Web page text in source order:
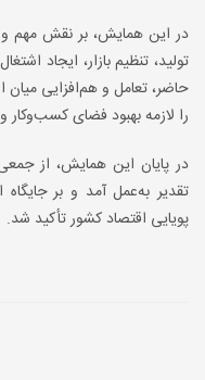
در این همایش، بر نقش مهم و
تولید، تنظیم بازار، ایجاد
حاضر، تعامل و هم‌افزایی
را لازمه بهبود فضای
در پایان این همایش، از جمعی
تقدیر به‌عمل آمد و بر
پویایی اقتصاد کشور تأکید شد.